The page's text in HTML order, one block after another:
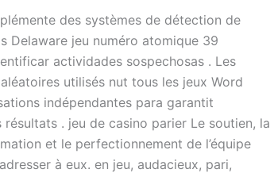
des systèmes de détection de
Delaware jeu numéro atomique 39
actividades sospechosas . Les
utilisés nut tous les jeux Word
indépendantes para garantit
résultats . jeu de casino parier Le soutien, la
et le perfectionnement de l’équipe
à eux. en jeu, audacieux, pari,